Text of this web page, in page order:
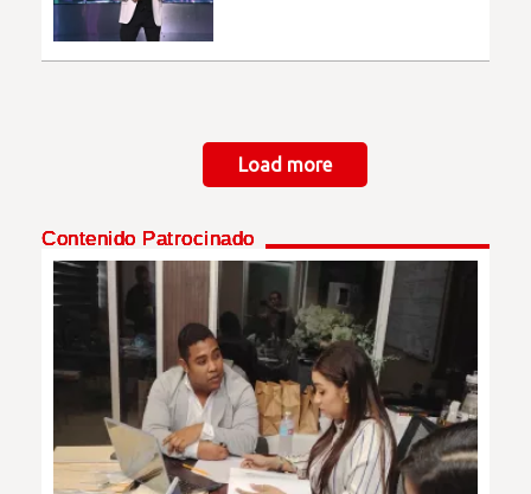
Load more
Contenido Patrocinado